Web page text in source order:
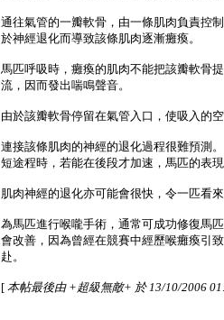
通往氣管的一瓣軟骨，由一條肌肉負責控
於神經退化而導致該條肌肉逐漸癱瘓。
馬匹呼吸時，癱瘓的肌肉不能把該瓣軟骨
流，因而發出喘鳴聲音。
由於該瓣軟骨停留在氣管入口，使吸入的
連接該條肌肉的神經的退化過程很難預測
短途程時，若能在後段才加速，馬匹的表
肌肉神經的退化亦可能會很快，令一匹看
為馬匹進行喉嚨手術，通常可成功修復馬
會改善，因為曾經在競賽中經歷喉癱瘓引
赴。
[ 本帖最後由 +超級無敵+ 於 13/10/2006